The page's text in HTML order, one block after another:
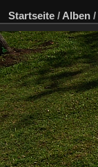
Startseite / Alben /